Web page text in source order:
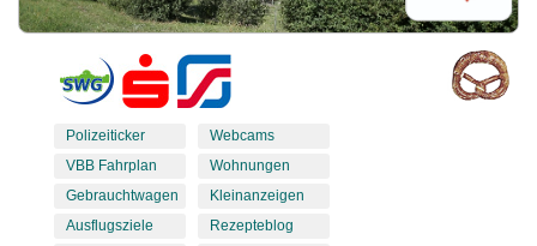
Polizeiticker
VBB Fahrplan
Gebrauchtwagen
Ausflugsziele
Webcams
Wohnungen
Kleinanzeigen
Rezepteblog